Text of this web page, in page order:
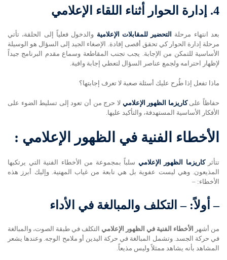
4. إدارة الحوار أثناء اللقاء الإعلامي
بعد انتهاء مرحلة التحضير للمقابلات الإعلامية والدخول فعلياً إلى الحلقة، تأتي
مرحلة إدارة الحوار كي تحقق أقصى إفادة. الإصغاء الجيد إلى السؤال هو الوسيلة
الأساسية للتمكن من الإجابة. يجب تجنب المقاطعة وسماع مقدم البرنامج جيداً
لإظهار احترامه ولجمع عناصر السؤال لتعطي إجابة وافية.
ماذا تفعل إذا طُرح عليك أسئلة صعبة لا تعرف إجابتها؟
حفاظاً علىكاريزما الظهور الإعلامي لا حرج من أن تعود إلى تسليط الضوء على
الأفكار الأساسية المستهدفة، والتأكيد عليها.
الأخطاء الفنية في الظهور الإعلامي :
تتأثركاريزما الظهور الإعلامي سلباً بمجموعة من الأخطاء الفنية التي يرتكبها
المذيعون. وهي ليست عفوية بل هي نابعة من غياب المهنية. وإليك أبرز هذه
الأخطاء: –
– أولاً: – التكلف والمبالغة في الأداء
من أشهر الأخطاء الفنية في الظهور الإعلامي التكلف في طبقة الصوت، والمبالغة
في حركة الجسد. وتشمل المبالغة في حركة اليدين أو ملامح الوجه. وعندها يشعر
المشاهد بأنه يشاهد ممثلاً وليس مذيعاً.